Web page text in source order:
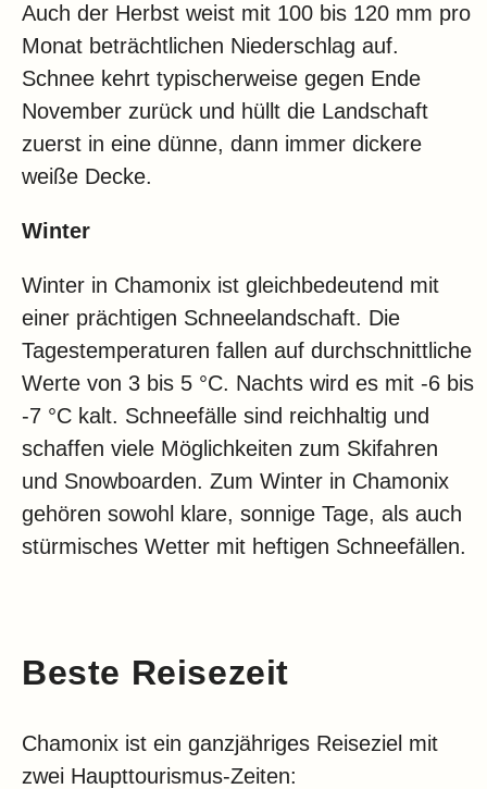
Auch der Herbst weist mit 100 bis 120 mm pro
Monat beträchtlichen Niederschlag auf.
Schnee kehrt typischerweise gegen Ende
November zurück und hüllt die Landschaft
zuerst in eine dünne, dann immer dickere
weiße Decke.
Winter
Winter in Chamonix ist gleichbedeutend mit
einer prächtigen Schneelandschaft. Die
Tagestemperaturen fallen auf durchschnittliche
Werte von 3 bis 5 °C. Nachts wird es mit -6 bis
-7 °C kalt. Schneefälle sind reichhaltig und
schaffen viele Möglichkeiten zum Skifahren
und Snowboarden. Zum Winter in Chamonix
gehören sowohl klare, sonnige Tage, als auch
stürmisches Wetter mit heftigen Schneefällen.
Beste Reisezeit
Chamonix ist ein ganzjähriges Reiseziel mit
zwei Haupttourismus-Zeiten: